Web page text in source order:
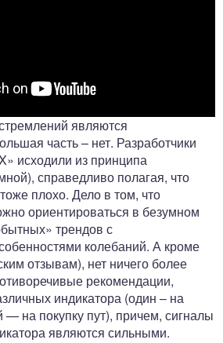
являются
часть – нет. Разработчики
исходили из принципа
справедливо полагая, что
плохо. Дело в том, что
ориентироваться в безумном
трендов с
колебаний. А кроме
отзывам), нет ничего более
рекомендации,
индикатора (один – на
— на покупку пут), причем, сигналы
являются сильными.